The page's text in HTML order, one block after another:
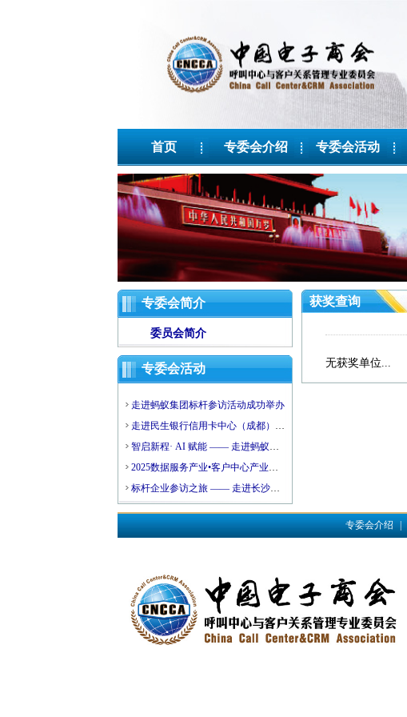
首页 专委会介绍 专委会活动
专委会简介
委员会简介
专委会活动
走进蚂蚁集团标杆参访活动成功举办
走进民生银行信用卡中心（成都）后
台运营中心标杆参访活动成功举办
智启新程· AI 赋能 —— 走进蚂蚁集
团，探索大模型驱动的数智未来活动
2025数据服务产业•客户中心产业高
质量发展会议暨济阳区数据服务产业
资源对接会成功举办
标杆企业参访之旅 —— 走进长沙银
行活动圆满结束
获奖查询
无获奖单位...
专委会介绍